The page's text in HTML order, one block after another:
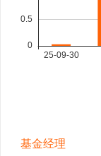
基金经理